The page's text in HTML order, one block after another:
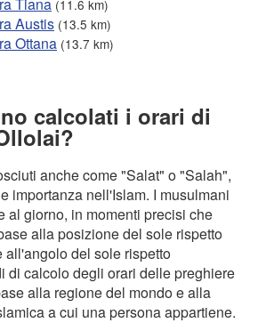
(11.6 km)
Austis (13.5 km)
Ottana (13.7 km)
calcolati i orari di
anche come "Salat" o "Salah",
importanza nell'Islam. I musulmani
al giorno, in momenti precisi che
alla posizione del sole rispetto
all'angolo del sole rispetto
di calcolo degli orari delle preghiere
alla regione del mondo e alla
a cui una persona appartiene.